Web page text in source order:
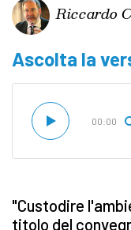
Riccardo
Ascolta la
00:00
"Custodire
titolo del